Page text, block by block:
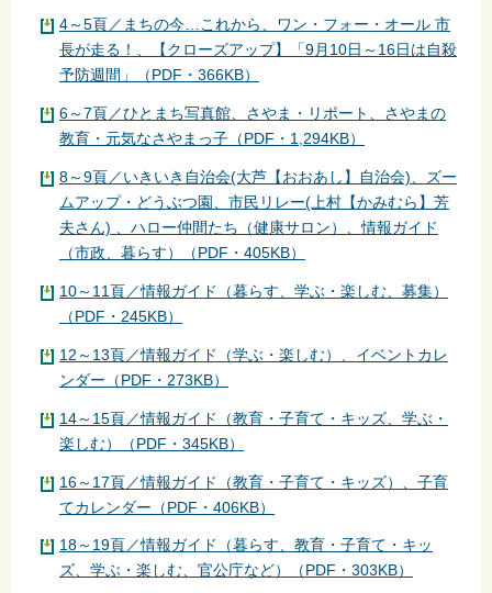
4～5頁／まちの今…これから、ワン・フォー・オール 市
長が走る！、【クローズアップ】「9月10日～16日は自殺
予防週間」（PDF・366KB）
6～7頁／ひとまち写真館、さやま・リポート、さやまの
教育・元気なさやまっ子（PDF・1,294KB）
8～9頁／いきいき自治会(大芦【おおあし】自治会)、ズー
ムアップ・どうぶつ園、市民リレー(上村【かみむら】芳
夫さん) 、ハロー仲間たち（健康サロン）、情報ガイド
（市政、暮らす）（PDF・405KB）
10～11頁／情報ガイド（暮らす、学ぶ・楽しむ、募集）
（PDF・245KB）
12～13頁／情報ガイド（学ぶ・楽しむ）、イベントカレ
ンダー（PDF・273KB）
14～15頁／情報ガイド（教育・子育て・キッズ、学ぶ・
楽しむ）（PDF・345KB）
16～17頁／情報ガイド（教育・子育て・キッズ）、子育
てカレンダー（PDF・406KB）
18～19頁／情報ガイド（暮らす、教育・子育て・キッ
ズ、学ぶ・楽しむ、官公庁など）（PDF・303KB）